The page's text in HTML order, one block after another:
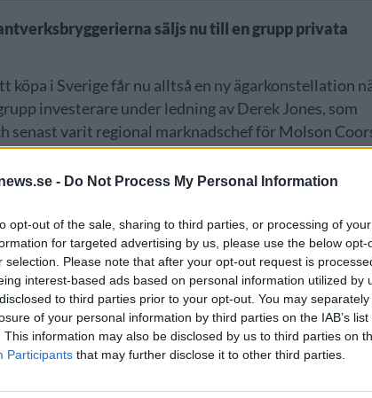
- Do Not Process My Personal Information
opt-out of the sale, sharing to third parties, or processing of
for targeted advertising by us, please use the below opt-
selection. Please note that after your opt-out request is
interest-based ads based on personal information utilized by
to third parties prior to your opt-out. You may
of your personal information by third parties on the IAB’s
This information may also be disclosed by us to third parties on
Participants that may further disclose it to other third parties.
säljs nu till en grupp privata
köpa i Sverige får nu alltså en ny ägarkonstellation
investerare under ledning av Derek Jones, som
varit regional marknadschef för Molson
efter att det grundades.